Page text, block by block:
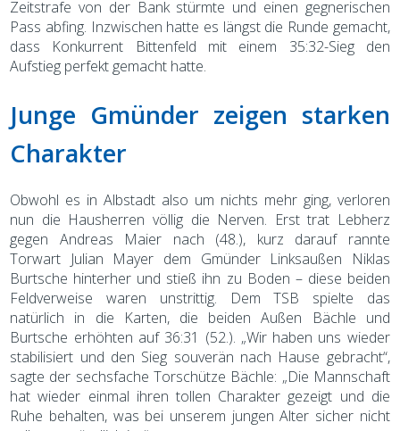
Zeitstrafe von der Bank stürmte und einen gegnerischen
Pass abfing. Inzwischen hatte es längst die Runde gemacht,
dass Konkurrent Bittenfeld mit einem 35:32-Sieg den
Aufstieg perfekt gemacht hatte.
Junge Gmünder zeigen starken
Charakter
Obwohl es in Albstadt also um nichts mehr ging, verloren
nun die Hausherren völlig die Nerven. Erst trat Lebherz
gegen Andreas Maier nach (48.), kurz darauf rannte
Torwart Julian Mayer dem Gmünder Linksaußen Niklas
Burtsche hinterher und stieß ihn zu Boden – diese beiden
Feldverweise waren unstrittig. Dem TSB spielte das
natürlich in die Karten, die beiden Außen Bächle und
Burtsche erhöhten auf 36:31 (52.). „Wir haben uns wieder
stabilisiert und den Sieg souverän nach Hause gebracht“,
sagte der sechsfache Torschütze Bächle: „Die Mannschaft
hat wieder einmal ihren tollen Charakter gezeigt und die
Ruhe behalten, was bei unserem jungen Alter sicher nicht